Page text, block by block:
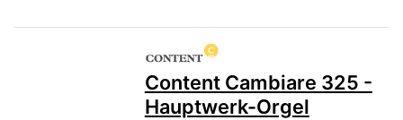
Content Cambiare 325 -
Hauptwerk-Orgel